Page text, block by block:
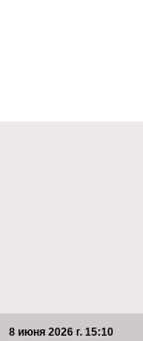
8 июня 2026 г. 15:10